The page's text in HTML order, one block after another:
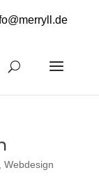
Webdesign